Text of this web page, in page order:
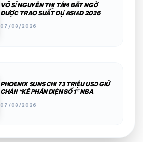
VÕ SĨ NGUYỄN THỊ TÂM BẤT NGỜ
ĐƯỢC TRAO SUẤT DỰ ASIAD 2026
07/08/2026
PHOENIX SUNS CHI 73 TRIỆU USD GIỮ
CHÂN “KẺ PHẢN DIỆN SỐ 1” NBA
07/08/2026